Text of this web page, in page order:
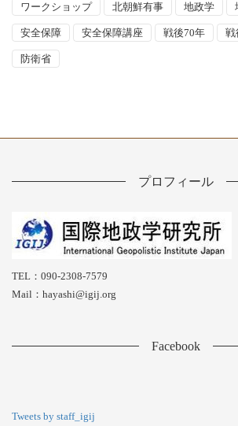
ワークショップ 北朝鮮有事 地政学
安全保障 安全保障講座 戦後70年 戦
防衛省
プロフィール
TEL：090-2308-7579
Mail：hayashi@igij.org
Facebook
Tweets by staff_igij